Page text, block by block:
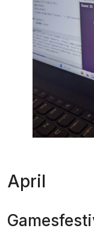
April